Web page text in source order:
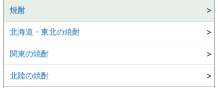
焼酎
北海道・東北の焼酎
関東の焼酎
北陸の焼酎